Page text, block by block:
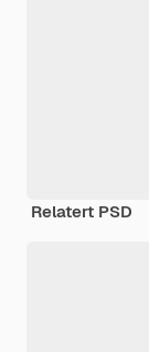
Relatert PSD